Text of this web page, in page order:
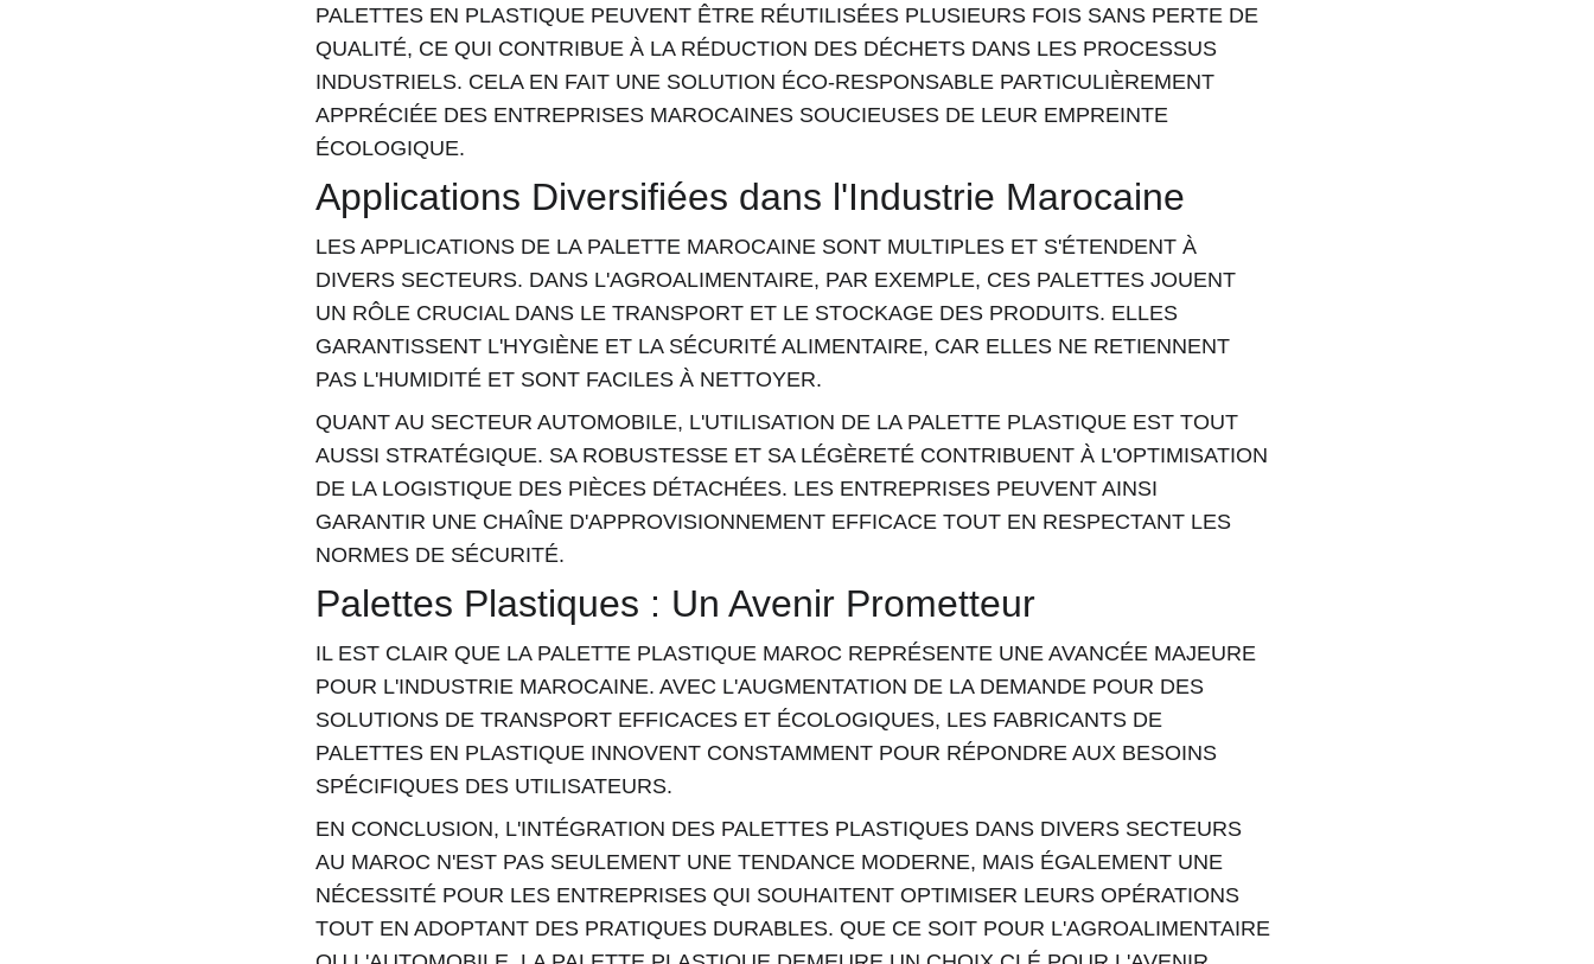
PALETTES EN PLASTIQUE PEUVENT ÊTRE RÉUTILISÉES PLUSIEURS FOIS SANS PERTE DE
QUALITÉ, CE QUI CONTRIBUE À LA RÉDUCTION DES DÉCHETS DANS LES PROCESSUS
INDUSTRIELS. CELA EN FAIT UNE SOLUTION ÉCO-RESPONSABLE PARTICULIÈREMENT
APPRÉCIÉE DES ENTREPRISES MAROCAINES SOUCIEUSES DE LEUR EMPREINTE
ÉCOLOGIQUE.
Applications Diversifiées dans l'Industrie Marocaine
LES APPLICATIONS DE LA PALETTE MAROCAINE SONT MULTIPLES ET S'ÉTENDENT À
DIVERS SECTEURS. DANS L'AGROALIMENTAIRE, PAR EXEMPLE, CES PALETTES JOUENT
UN RÔLE CRUCIAL DANS LE TRANSPORT ET LE STOCKAGE DES PRODUITS. ELLES
GARANTISSENT L'HYGIÈNE ET LA SÉCURITÉ ALIMENTAIRE, CAR ELLES NE RETIENNENT
PAS L'HUMIDITÉ ET SONT FACILES À NETTOYER.
QUANT AU SECTEUR AUTOMOBILE, L'UTILISATION DE LA PALETTE PLASTIQUE EST TOUT
AUSSI STRATÉGIQUE. SA ROBUSTESSE ET SA LÉGÈRETÉ CONTRIBUENT À L'OPTIMISATION
DE LA LOGISTIQUE DES PIÈCES DÉTACHÉES. LES ENTREPRISES PEUVENT AINSI
GARANTIR UNE CHAÎNE D'APPROVISIONNEMENT EFFICACE TOUT EN RESPECTANT LES
NORMES DE SÉCURITÉ.
Palettes Plastiques : Un Avenir Prometteur
IL EST CLAIR QUE LA PALETTE PLASTIQUE MAROC REPRÉSENTE UNE AVANCÉE MAJEURE
POUR L'INDUSTRIE MAROCAINE. AVEC L'AUGMENTATION DE LA DEMANDE POUR DES
SOLUTIONS DE TRANSPORT EFFICACES ET ÉCOLOGIQUES, LES FABRICANTS DE
PALETTES EN PLASTIQUE INNOVENT CONSTAMMENT POUR RÉPONDRE AUX BESOINS
SPÉCIFIQUES DES UTILISATEURS.
EN CONCLUSION, L'INTÉGRATION DES PALETTES PLASTIQUES DANS DIVERS SECTEURS
AU MAROC N'EST PAS SEULEMENT UNE TENDANCE MODERNE, MAIS ÉGALEMENT UNE
NÉCESSITÉ POUR LES ENTREPRISES QUI SOUHAITENT OPTIMISER LEURS OPÉRATIONS
TOUT EN ADOPTANT DES PRATIQUES DURABLES. QUE CE SOIT POUR L'AGROALIMENTAIRE